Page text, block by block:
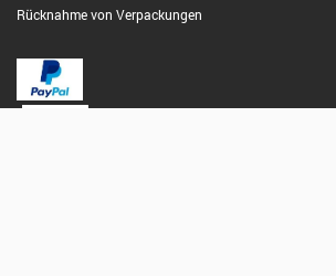
Rücknahme von Verpackungen